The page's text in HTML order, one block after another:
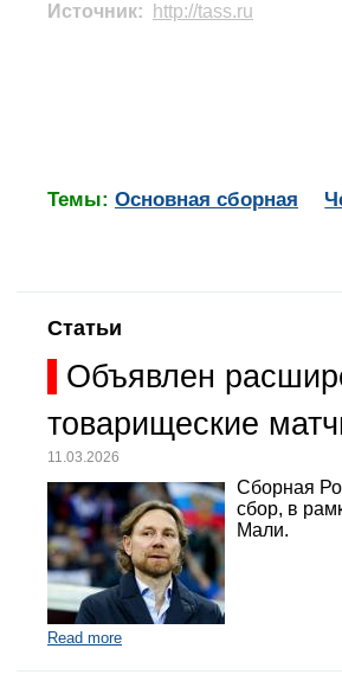
Источник: http://tass.ru
Темы: Основная сборная
Статьи
Объявлен
товарищеские
11.03.2026
Сборная
сбор, в
Мали.
Read more